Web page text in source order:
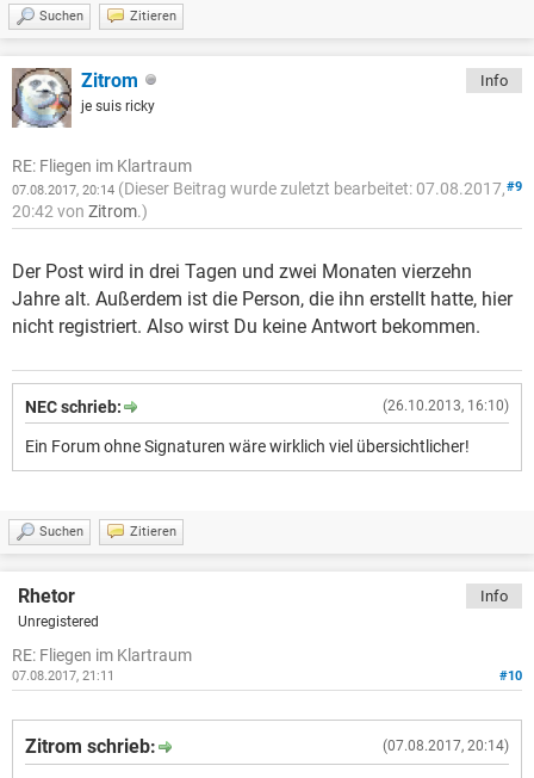
Suchen Zitieren
Zitrom
je suis ricky
Info
RE: Fliegen im Klartraum
#9
07.08.2017, 20:14 (Dieser Beitrag wurde zuletzt bearbeitet: 07.08.2017,
20:42 von Zitrom.)
Der Post wird in drei Tagen und zwei Monaten vierzehn
Jahre alt. Außerdem ist die Person, die ihn erstellt hatte, hier
nicht registriert. Also wirst Du keine Antwort bekommen.
(26.10.2013, 16:10)
NEC schrieb:
Ein Forum ohne Signaturen wäre wirklich viel übersichtlicher!
Suchen Zitieren
Rhetor
Unregistered
Info
RE: Fliegen im Klartraum
#10
07.08.2017, 21:11
(07.08.2017, 20:14)
Zitrom schrieb: